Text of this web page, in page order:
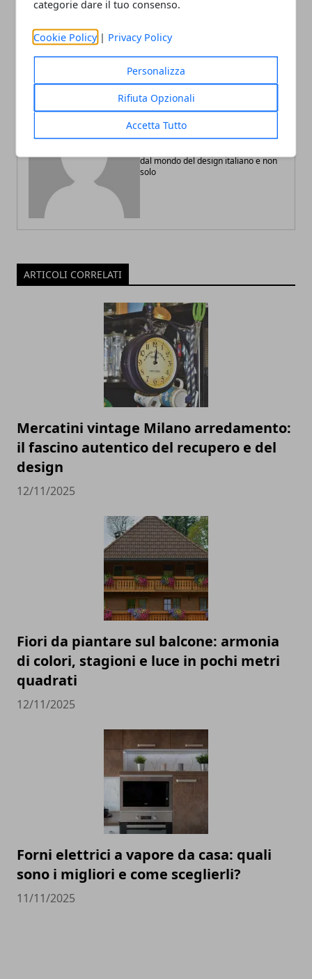
categorie dare il tuo consenso.
Cookie Policy | Privacy Policy
Personalizza
Rifiuta Opzionali
Accetta Tutto
Beauty routine: come
design in casa
Redazione
La redazione di Design-Italia.it scrive
dal mondo del design italiano e non
solo
ARTICOLI CORRELATI
Mercatini vintage Milano arredamento:
il fascino autentico del recupero e del
design
12/11/2025
Fiori da piantare sul balcone: armonia
di colori, stagioni e luce in pochi metri
quadrati
12/11/2025
Forni elettrici a vapore da casa: quali
sono i migliori e come sceglierli?
11/11/2025